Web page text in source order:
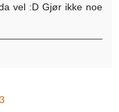
vel :D Gjør ikke noe